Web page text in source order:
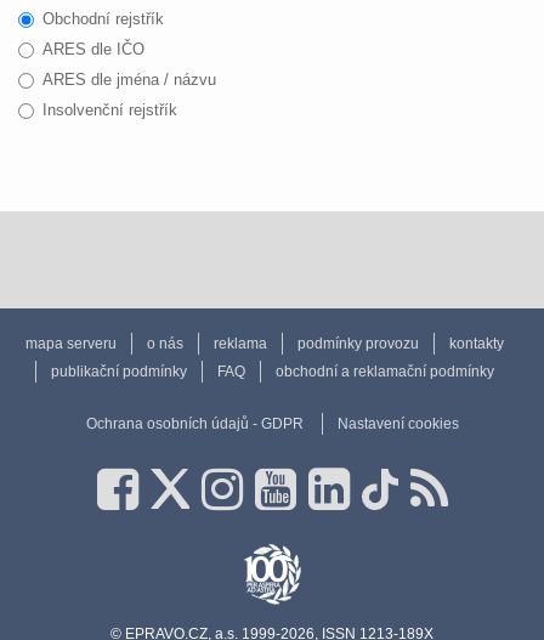
Obchodní rejstřík
ARES dle IČO
ARES dle jména / názvu
Insolvenční rejstřík
mapa serveru o nás reklama podmínky provozu
kontakty
publikační podmínky
FAQ obchodní a reklamační podmínky
Ochrana osobních údajů - GDPR Nastavení cookies
© EPRAVO.CZ, a.s. 1999-2026, ISSN 1213-189X